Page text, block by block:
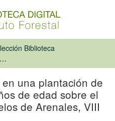
Biblioteca
Efecto de la densidad en una plantación de Pinus radiata de 16 años de edad sobre el balance hídrico en suelos de Arenales, VIII Región
una plantación de
de edad sobre el
de Arenales, VIII